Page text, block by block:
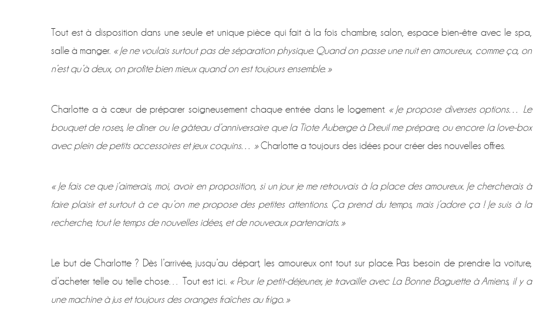
Tout est à disposition dans une seule et unique pièce qui fait à la fois chambre, salon, espace bien-être avec le spa,
salle à manger. « Je ne voulais surtout pas de séparation physique. Quand on passe une nuit en amoureux, comme ça, on
n’est qu’à deux, on profite bien mieux quand on est toujours ensemble. »
Charlotte a à cœur de préparer soigneusement chaque entrée dans le logement. « Je propose diverses options… Le
bouquet de roses, le dîner ou le gâteau d’anniversaire que la Tiote Auberge à Dreuil me prépare, ou encore la love-box
avec plein de petits accessoires et jeux coquins… »Charlotte a toujours des idées pour créer des nouvelles offres.
« Je fais ce que j’aimerais, moi, avoir en proposition, si un jour je me retrouvais à la place des amoureux. Je chercherais à
faire plaisir et surtout à ce qu’on me propose des petites attentions. Ça prend du temps, mais j’adore ça ! Je suis à la
recherche, tout le temps de nouvelles idées, et de nouveaux partenariats. »
Le but de Charlotte ? Dès l’arrivée, jusqu’au départ, les amoureux ont tout sur place. Pas besoin de prendre la voiture,
d’acheter telle ou telle chose… Tout est ici. « Pour le petit-déjeuner, je travaille avec La Bonne Baguette à Amiens, il y a
une machine à jus et toujours des oranges fraîches au frigo. »